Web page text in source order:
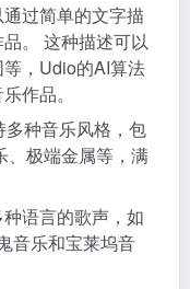
过简单的文字描
。 这种描述可以
，Udio的AI算法
作品。
种音乐风格，包
、极端金属等，满
语言的歌声，如
音乐和宝莱坞音